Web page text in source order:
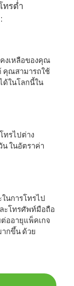
ทรต่ำ
คงเหลือของคุณ
คุณสามารถใช้
ด้ในโลกนี้ใน
ทรไปต่าง
ในอัตราค่า
นการโทรไป
ะโทรศัพท์มือถือ
ออายุแพ็คเกจ
กขึ้น ด้วย